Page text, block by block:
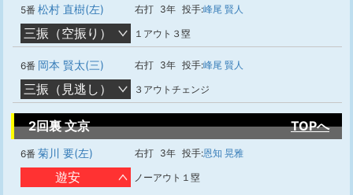
5番 松村 直樹(左) 右打 3年 投手:峰尾 賢人
三振（空振り） １アウト３塁
6番 岡本 賢太(三) 右打 3年 投手:峰尾 賢人
三振（見逃し） ３アウトチェンジ
2回裏 文京 TOPへ
6番 菊川 要(左) 右打 3年 投手:恩知 晃雅
遊安 ノーアウト１塁